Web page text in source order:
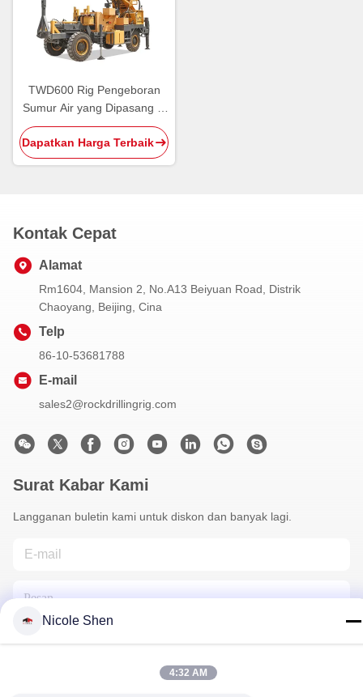
TWD600 Rig Pengeboran
Sumur Air yang Dipasang di
Trailer Empat Roda Hidrolik
Dapatkan Harga Terbaik
Kontak Cepat
Alamat
Rm1604, Mansion 2, No.A13 Beiyuan Road, Distrik
Chaoyang, Beijing, Cina
Telp
86-10-53681788
E-mail
sales2@rockdrillingrig.com
Surat Kabar Kami
Langganan buletin kami untuk diskon dan banyak lagi.
Nicole Shen
4:32 AM